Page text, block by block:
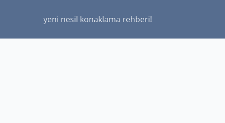
yeni nesil konaklama rehberi!